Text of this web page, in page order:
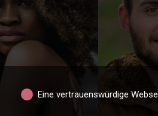
Eine vertrauenswürdige